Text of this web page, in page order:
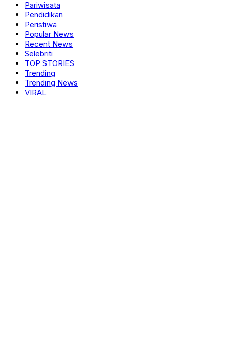
Pariwisata
Pendidikan
Peristiwa
Popular News
Recent News
Selebriti
TOP STORIES
Trending
Trending News
VIRAL